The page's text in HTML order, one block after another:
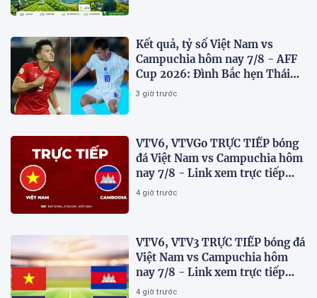
Kết quả, tỷ số Việt Nam vs
Campuchia hôm nay 7/8 - AFF
Cup 2026: Đình Bắc hẹn Thái
Lan ở chung kết?
3 giờ trước
VTV6, VTVGo TRỰC TIẾP bóng
đá Việt Nam vs Campuchia hôm
nay 7/8 - Link xem trực tiếp
AFF Cup 2026 mới nhất
4 giờ trước
VTV6, VTV3 TRỰC TIẾP bóng đá
Việt Nam vs Campuchia hôm
nay 7/8 - Link xem trực tiếp
AFF Cup 2026 mới nhất
4 giờ trước